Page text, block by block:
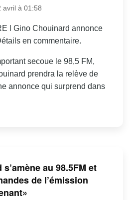
avril à 01:58
l Gino Chouinard annonce
en commentaire.
secoue le 98,5 FM,
prendra la relève de
annonce qui surprend dans
au 98.5FM et
de l’émission